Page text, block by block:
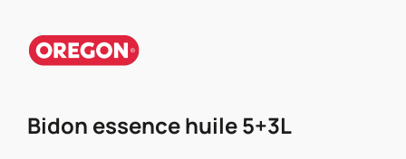
Bidon essence huile 5+3L